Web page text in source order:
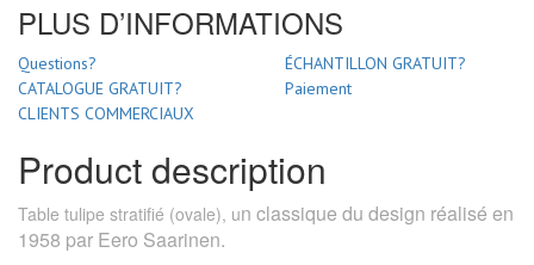
PLUS D’INFORMATIONS
Questions?
ÉCHANTILLON GRATUIT?
CATALOGUE GRATUIT?
Paiement
CLIENTS COMMERCIAUX
Product description
Table tulipe stratifié (ovale), un classique du design réalisé en
1958 par Eero Saarinen.